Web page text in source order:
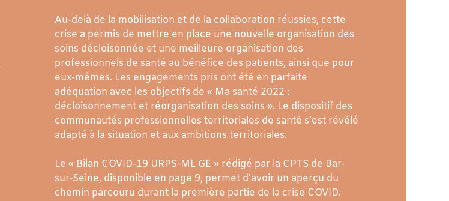
Au-delà de la mobilisation et de la collaboration réussies, cette
crise a permis de mettre en place une nouvelle organisation des
soins décloisonnée et une meilleure organisation des
professionnels de santé au bénéfice des patients, ainsi que pour
eux-mêmes. Les engagements pris ont été en parfaite
adéquation avec les objectifs de « Ma santé 2022 :
décloisonnement et réorganisation des soins ». Le dispositif des
communautés professionnelles territoriales de santé s’est révélé
adapté à la situation et aux ambitions territoriales.
Le « Bilan COVID-19 URPS-ML GE » rédigé par la CPTS de Bar-
sur-Seine, disponible en page 9, permet d’avoir un aperçu du
chemin parcouru durant la première partie de la crise COVID.